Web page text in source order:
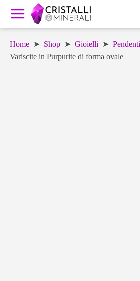
Home ➤ Shop ➤ Gioielli ➤ Pendenti
Variscite in Purpurite di forma ovale